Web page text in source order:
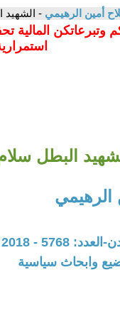
أمين الرهيمي - الشهيد
وتبرعاتكن
البطل
الرهيمي
2018 / 1 / 25 - 20:47
وابحاث سياسية